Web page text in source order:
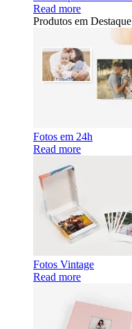
Read more
Produtos em Destaque
Fotos em 24h
Read more
Fotos Vintage
Read more